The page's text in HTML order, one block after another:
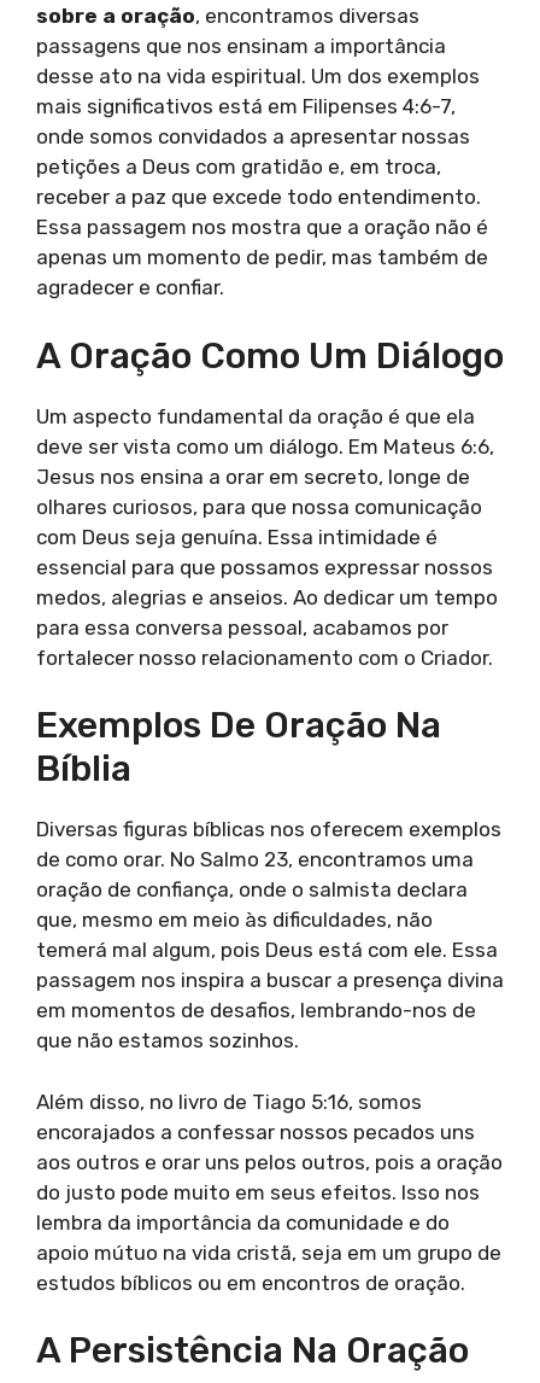
sobre a oração, encontramos diversas
passagens que nos ensinam a importância
desse ato na vida espiritual. Um dos exemplos
mais significativos está em Filipenses 4:6-7,
onde somos convidados a apresentar nossas
petições a Deus com gratidão e, em troca,
receber a paz que excede todo entendimento.
Essa passagem nos mostra que a oração não é
apenas um momento de pedir, mas também de
agradecer e confiar.
A Oração Como Um Diálogo
Um aspecto fundamental da oração é que ela
deve ser vista como um diálogo. Em Mateus 6:6,
Jesus nos ensina a orar em secreto, longe de
olhares curiosos, para que nossa comunicação
com Deus seja genuína. Essa intimidade é
essencial para que possamos expressar nossos
medos, alegrias e anseios. Ao dedicar um tempo
para essa conversa pessoal, acabamos por
fortalecer nosso relacionamento com o Criador.
Exemplos De Oração Na
Bíblia
Diversas figuras bíblicas nos oferecem exemplos
de como orar. No Salmo 23, encontramos uma
oração de confiança, onde o salmista declara
que, mesmo em meio às dificuldades, não
temerá mal algum, pois Deus está com ele. Essa
passagem nos inspira a buscar a presença divina
em momentos de desafios, lembrando-nos de
que não estamos sozinhos.
Além disso, no livro de Tiago 5:16, somos
encorajados a confessar nossos pecados uns
aos outros e orar uns pelos outros, pois a oração
do justo pode muito em seus efeitos. Isso nos
lembra da importância da comunidade e do
apoio mútuo na vida cristã, seja em um grupo de
estudos bíblicos ou em encontros de oração.
A Persistência Na Oração